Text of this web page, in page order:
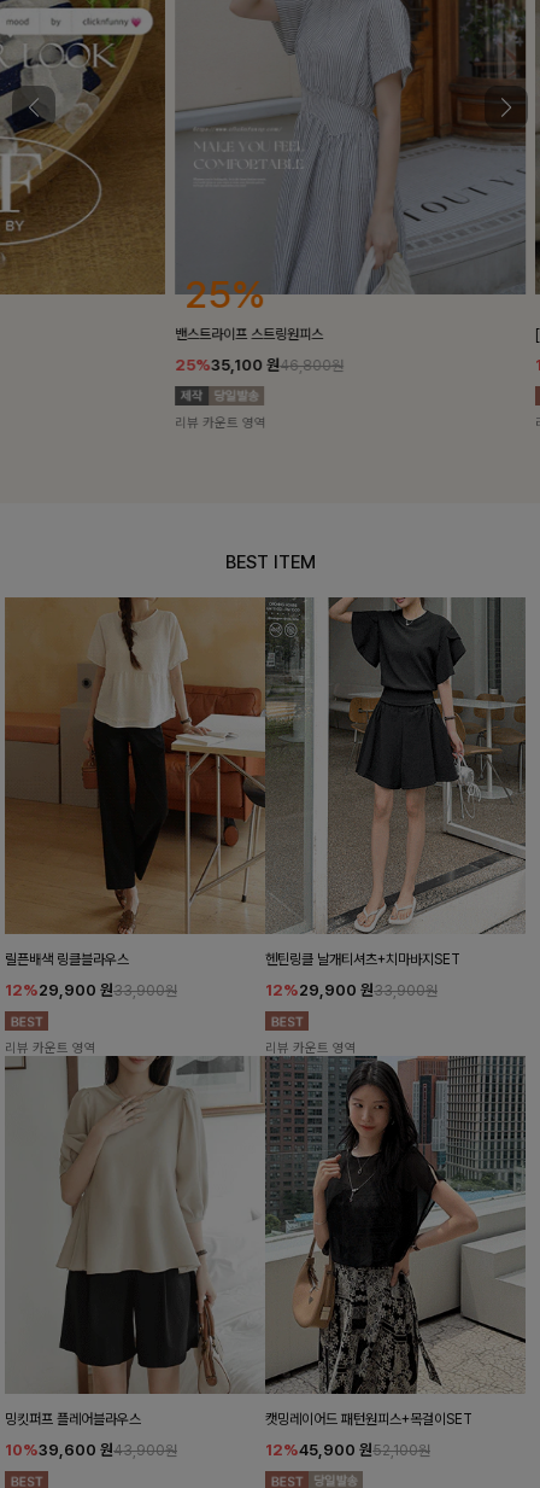
25%
밴스트라이프 스트링원피스
35,100원46,800원
리뷰 카운트 영역
10%
[5천장돌파/
리뷰 카운트 영
BEST ITEM
릴픈배색 링클블라우스
12%29,900 원33,900원
리뷰 카운트 영역
헨틴링클 날개티셔츠+치마바지SET
12%29,900 원33,900원
리뷰 카운트 영역
밍킷퍼프 플레어블라우스
10%39,600 원43,900원
캣밍레이어드 패턴원피스+목걸이SET
12%45,900 원52,100원